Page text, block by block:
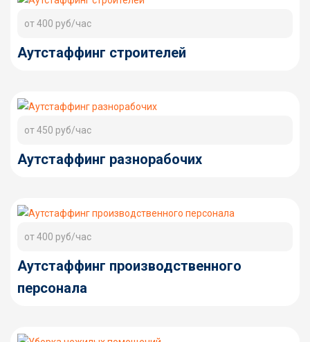
от 400 руб/час
Аутстаффинг строителей
от 450 руб/час
Аутстаффинг разнорабочих
от 400 руб/час
Аутстаффинг производственного
персонала